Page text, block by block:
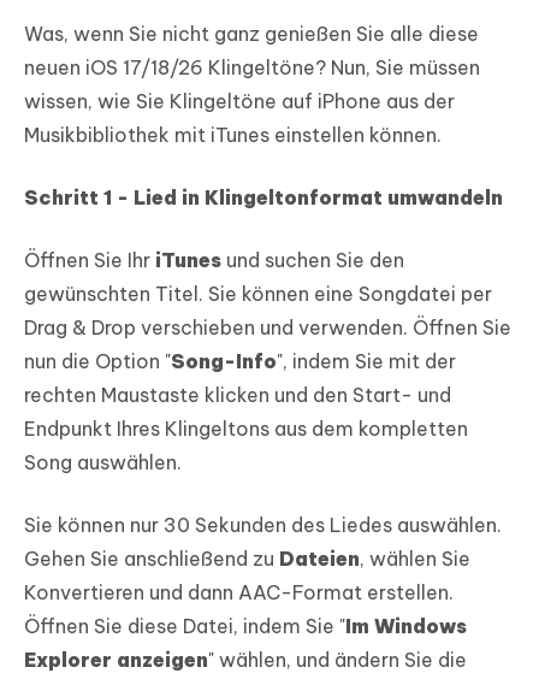
Was, wenn Sie nicht ganz genießen Sie alle diese
neuen iOS 17/18/26 Klingeltöne? Nun, Sie müssen
wissen, wie Sie Klingeltöne auf iPhone aus der
Musikbibliothek mit iTunes einstellen können.
Schritt 1 - Lied in Klingeltonformat umwandeln
Öffnen Sie Ihr iTunes und suchen Sie den
gewünschten Titel. Sie können eine Songdatei per
Drag & Drop verschieben und verwenden. Öffnen Sie
nun die Option "Song-Info", indem Sie mit der
rechten Maustaste klicken und den Start- und
Endpunkt Ihres Klingeltons aus dem kompletten
Song auswählen.
Sie können nur 30 Sekunden des Liedes auswählen.
Gehen Sie anschließend zu Dateien, wählen Sie
Konvertieren und dann AAC-Format erstellen.
Öffnen Sie diese Datei, indem Sie "Im Windows
Explorer anzeigen" wählen, und ändern Sie die